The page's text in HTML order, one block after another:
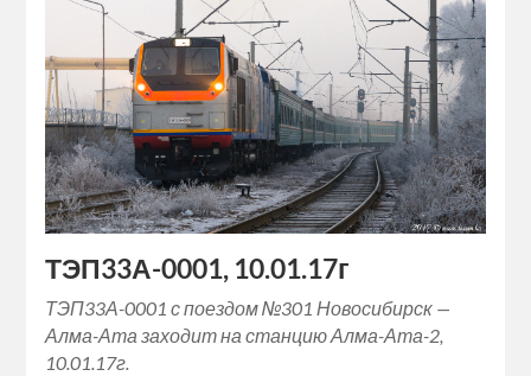
ТЭП33А-0001, 10.01.17г
ТЭП33А-0001 с поездом №301 Новосибирск —
Алма-Ата заходит на станцию Алма-Ата-2,
10.01.17г.